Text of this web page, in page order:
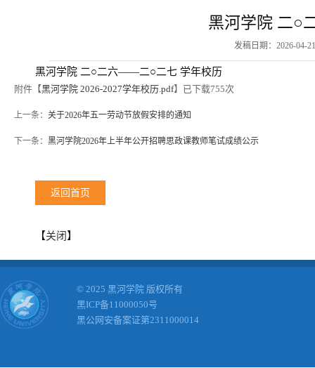
黑河学院 二○
发稿日期：2026-04-
黑河学院 二○二六——二○二七 学年校历
附件【黑河学院 2026-2027学年校历.pdf】已下载755次
上一条： 关于2026年五一劳动节放假安排的通知
下一条： 黑河学院2026年上半年公开招聘思政课教师笔试成绩公示
返回首页
【关闭 】
© 2025 黑河学院 版权所有
黑ICP备11000050号
黑公网安备案证第2311000014